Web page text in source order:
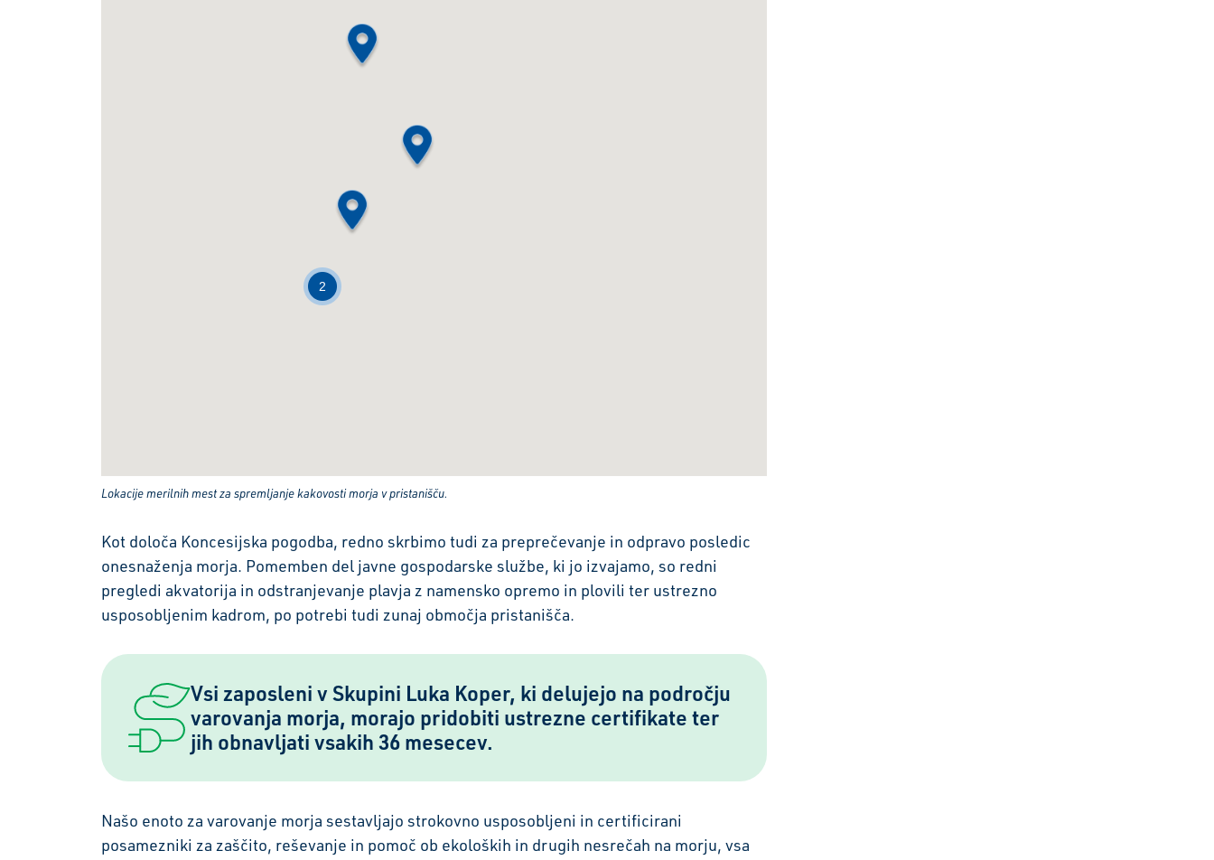
2
Lokacije merilnih mest za spremljanje kakovosti morja v pristanišču.
Kot določa Koncesijska pogodba, redno skrbimo tudi za preprečevanje in odpravo posledic
onesnaženja morja. Pomemben del javne gospodarske službe, ki jo izvajamo, so redni
pregledi akvatorija in odstranjevanje plavja z namensko opremo in plovili ter ustrezno
usposobljenim kadrom, po potrebi tudi zunaj območja pristanišča.
Vsi zaposleni v Skupini Luka Koper, ki delujejo na področju
varovanja morja, morajo pridobiti ustrezne certifikate ter
jih obnavljati vsakih 36 mesecev.
Našo enoto za varovanje morja sestavljajo strokovno usposobljeni in certificirani
posamezniki za zaščito, reševanje in pomoč ob ekoloških in drugih nesrečah na morju, vsa